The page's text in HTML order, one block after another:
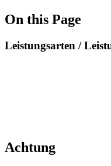
On this Page
Leistungsarten /
Achtung